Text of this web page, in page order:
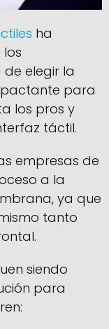
ha
elegir la
para
los pros y
táctil.
empresas de
a la
ya que
tanto
siendo
para